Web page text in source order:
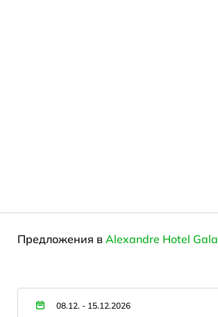
Предложения в Alexandre Hotel Gala
08.12. - 15.12.2026